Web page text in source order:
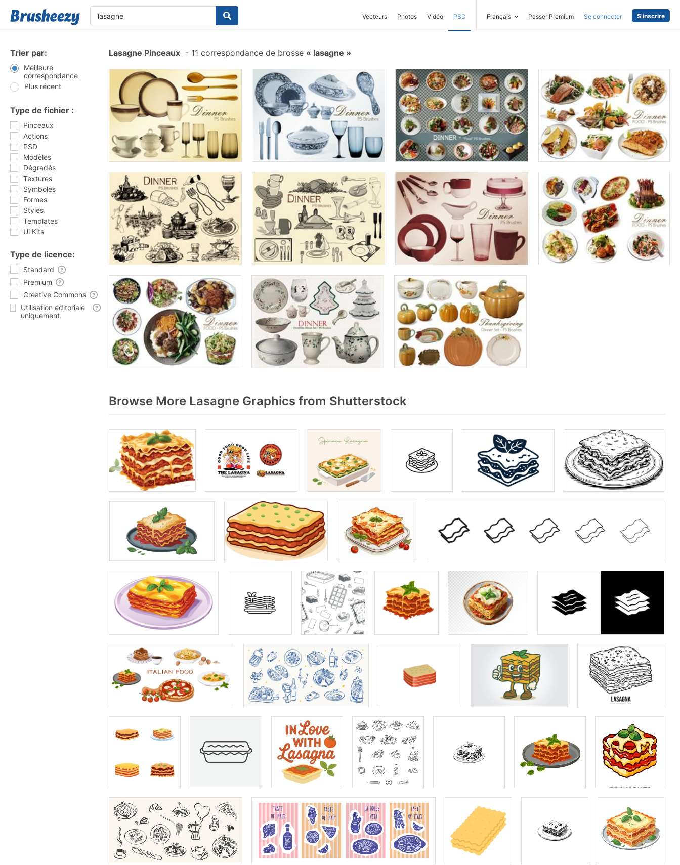
Vecteurs Photos Vidéo PSD Français Passer Premium Se connecter S'inscrire
Trier par:
Meilleure
correspondance
Plus récent
Type de fichier :
Pinceaux
Actions
PSD
Modèles
Dégradés
Textures
Symboles
Formes
Styles
Templates
Ui Kits
Type de licence:
Standard
Premium
Creative Commons
Utilisation éditoriale
uniquement
Lasagne Pinceaux - 11 correspondance de brosse lasagne
Browse More Lasagne Graphics from Shutterstock